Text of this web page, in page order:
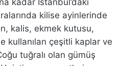
kadar İstanbul’daki
kilise ayinlerinde
kalis, ekmek kutusu,
kullanılan çeşitli kaplar ve
tuğralı olan gümüş